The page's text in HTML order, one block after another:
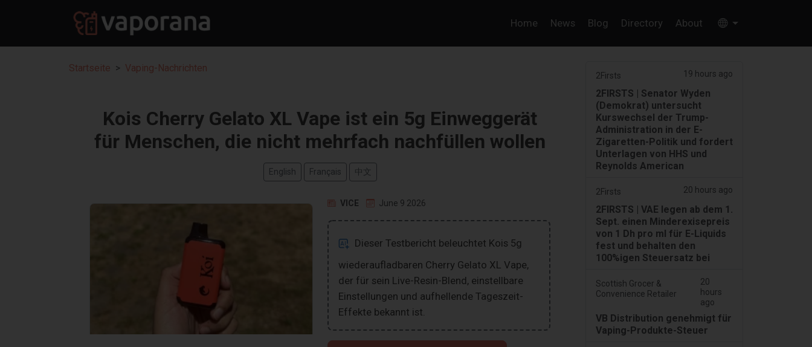
Home News Blog Directory About
Startseite Vaping-Nachrichten
Kois Cherry Gelato XL Vape ist ein 5g Einweggerät
für Menschen, die nicht mehrfach nachfüllen wollen
English Français 中文
VICE June 9 2026
Dieser Testbericht beleuchtet Kois 5g
wiederaufladbaren Cherry Gelato XL Vape,
der für sein Live-Resin-Blend, einstellbare
Einstellungen und aufhellende Tageszeit-
Effekte bekannt ist.
2Firsts 19 hours ago
2FIRSTS | Senator Wyden
(Demokrat) untersucht
Kurswechsel der Trump-
Administration in der E-
Zigaretten-Politik und fordert
Unterlagen von HHS und
Reynolds American
2Firsts 20 hours ago
2FIRSTS | VAE legen ab dem 1.
Sept. einen Minderexisepreis
von 1 Dh pro ml für E-Liquids
fest und behalten den
100%igen Steuersatz bei
Scottish Grocer &
Convenience Retailer
20
hours
ago
VB Distribution genehmigt für
Vaping-Produkte-Steuer